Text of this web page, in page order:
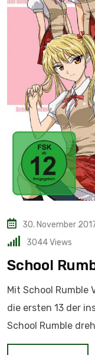
30. November
3044Views
School
Mit School Rumble
die ersten 13 der
School Rumble